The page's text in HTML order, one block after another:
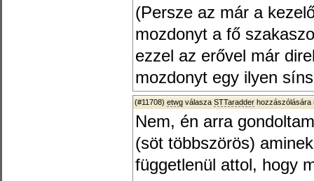
(Persze az már a
mozdonyt a fő
ezzel az erővel már
mozdonyt egy ilyen
(#11708) etwg válasza STTaradder hozzászólására
Nem, én arra
(söt többszörös)
függetlenül attol, hogy